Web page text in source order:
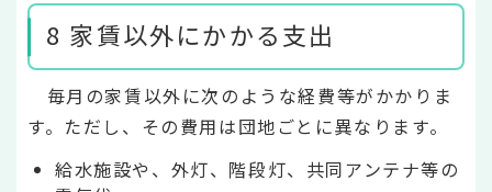
8 家賃以外にかかる支出
毎月の家賃以外に次のような経費等がかかりま
す。ただし、その費用は団地ごとに異なります。
給水施設や、外灯、階段灯、共同アンテナ等の